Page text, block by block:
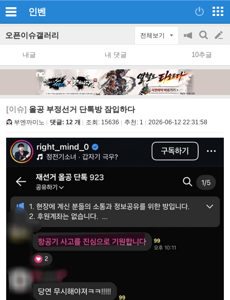
인벤
오픈이슈갤러리 전체보기
공
지
on/off
검
색
글
쓰
내글 내 댓글 10추글
[이슈] 올공 부정선거 단톡방 잠입하다
부엔까미노 댓글: 12 개 조회: 15636 추천: 1 2026-06-12 22:31:58